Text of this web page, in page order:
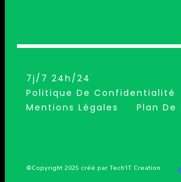
7j/7 24h/24
Politique De Confidentialité
Mentions Légales
Plan De
©Copyright 2025 créé par Tech’IT Creation